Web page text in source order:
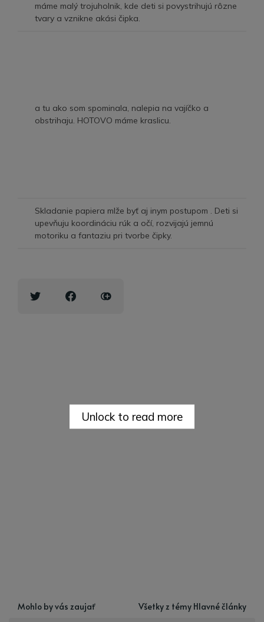
máme malý trojuholnik, kde deti si povystrihujú rôzne
tvary a vznikne akási čipka.
a tu ako som spominala, nalepia na vajíčko a
obstrihaju. HOTOVO máme kraslicu.
Skladanie papiera mlže byť aj inym postupom . Deti si
upevňuju koordináciu rúk a očí, rozvijajú jemnú
motoriku a fantaziu pri tvorbe čipky.
Mohlo by vás zaujať Všetky z témy Hlavné články
Unlock to read more